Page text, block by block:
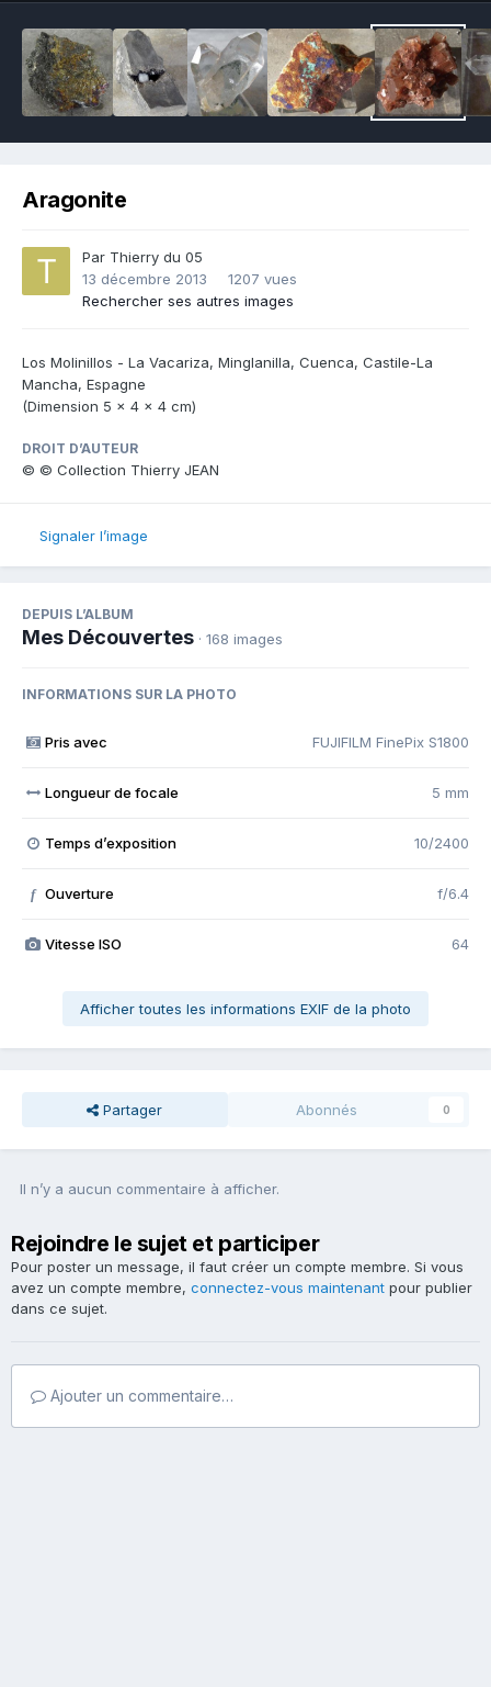
Aragonite
Par Thierry du 05
13 décembre 2013
1207 vues
Rechercher ses autres images
Los Molinillos - La Vacariza, Minglanilla, Cuenca, Castile-La
Mancha, Espagne
(Dimension 5 x 4 x 4 cm)
DROIT D’AUTEUR
© © Collection Thierry JEAN
Signaler l’image
DEPUIS L’ALBUM
Mes Découvertes · 168 images
INFORMATIONS SUR LA PHOTO
Pris avec FUJIFILM FinePix S1800
Longueur de focale 5 mm
Temps d’exposition 10/2400
f Ouverture f/6.4
Vitesse ISO 64
Afficher toutes les informations EXIF de la photo
Partager Abonnés 0
Il n’y a aucun commentaire à afficher.
Rejoindre le sujet et participer
Pour poster un message, il faut créer un compte membre. Si vous
avez un compte membre, connectez-vous maintenant pour publier
dans ce sujet.
Ajouter un commentaire…